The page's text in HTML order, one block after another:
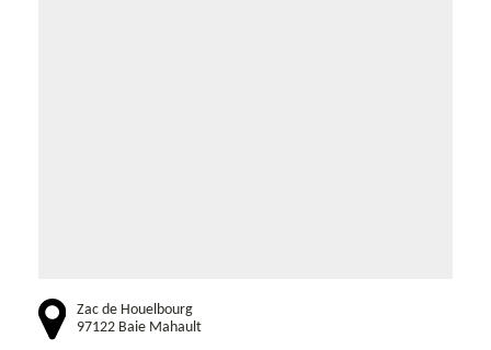
Zac de Houelbourg
97122 Baie Mahault